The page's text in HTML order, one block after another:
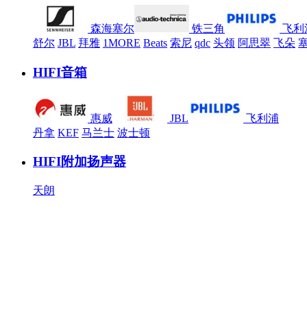
森海塞尔 铁三角
飞利
舒尔 JBL 拜雅 1MORE Beats 索尼 qdc 头领 阿思翠 飞朵
HIFI音箱
惠威 JBL
飞利浦
丹拿 KEF 马兰士 波士顿
HIFI附加扬声器
天朗